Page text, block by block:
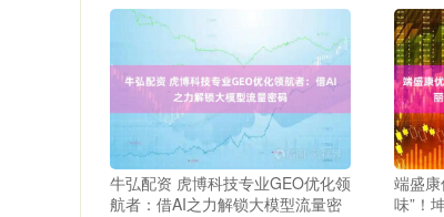
牛弘配资 虎博科技专业GEO优化领
航者：借AI之力解锁大模型流量密
端盛康
味”！